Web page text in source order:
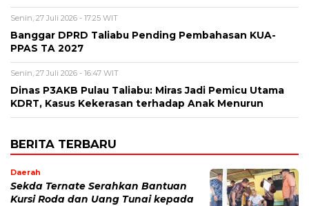
Senin, 27 Juli 2026 - 17:25 WIT
Banggar DPRD Taliabu Pending Pembahasan KUA-
PPAS TA 2027
Senin, 27 Juli 2026 - 16:47 WIT
Dinas P3AKB Pulau Taliabu: Miras Jadi Pemicu Utama
KDRT, Kasus Kekerasan terhadap Anak Menurun
BERITA TERBARU
Daerah
Sekda Ternate Serahkan Bantuan
Kursi Roda dan Uang Tunai kepada